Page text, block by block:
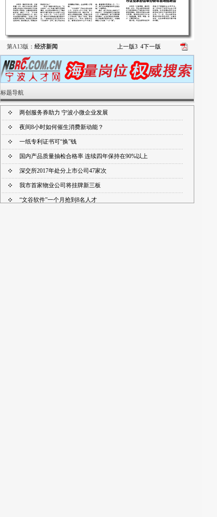
第A13版： 经济新闻 上一版3 4下一版
标题导航
两创服务券助力 宁波小微企业发展
夜间8小时如何催生消费新动能？
一纸专利证书可“换”钱
国内产品质量抽检合格率 连续四年保持在90%以上
深交所2017年处分上市公司47家次
我市首家物业公司将挂牌新三板
“文谷软件”一个月抢到8名人才